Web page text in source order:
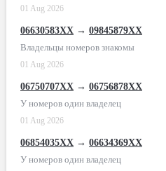
01 Aug 2026
06630583XX → 09845879XX
Владельцы номеров знакомы
01 Aug 2026
06750707XX → 06756878XX
У номеров один владелец
01 Aug 2026
06854035XX → 06634369XX
У номеров один владелец